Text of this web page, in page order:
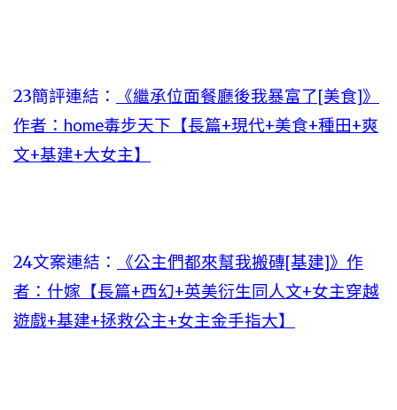
23簡評連結：
《繼承位面餐廳後我暴富了[美食]》
作者：home毒步天下【長篇+現代+美食+種田+爽
文+基建+大女主】
24文案連結：
《公主們都來幫我搬磚[基建]》作
者：什嫁【長篇+西幻+英美衍生同人文+女主穿越
遊戲+基建+拯救公主+女主金手指大】